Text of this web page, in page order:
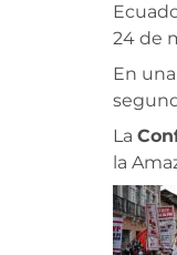
24 de
En
La
la